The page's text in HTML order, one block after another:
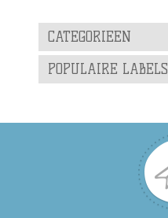
CATEGORIEEN
POPULAIRE LABELS